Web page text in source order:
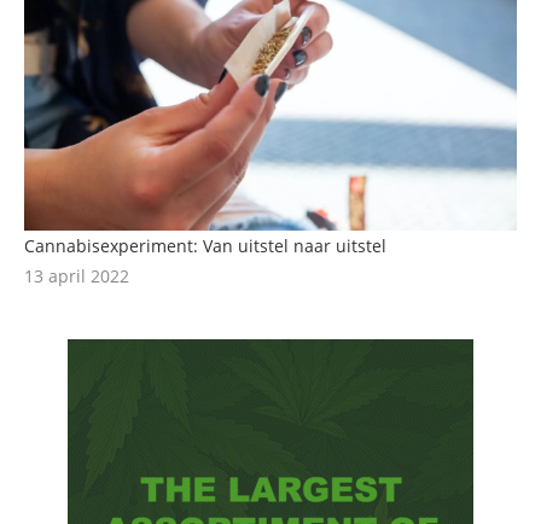
Cannabisexperiment: Van uitstel naar uitstel
13 april 2022